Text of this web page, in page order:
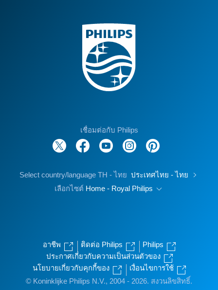
เชื่อมต่อกับ Philips
Select country/language TH - ไทย ประเทศไทย - ไทย
เลือกไซต์ Home - Royal Philips
อาชีพ ติดต่อ Philips
Philips
ประกาศเกี่ยวกับความเป็นส่วนตัวของ
นโยบายเกี่ยวกับคุกกี้ของ
เงื่อนไขการใช้
© Koninklijke Philips N.V., 2004 - 2026. สงวนลิขสิทธิ์.